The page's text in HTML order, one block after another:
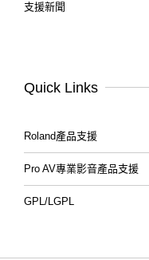
支援新聞
Quick Links
Roland產品支援
Pro AV專業影音產品支援
GPL/LGPL